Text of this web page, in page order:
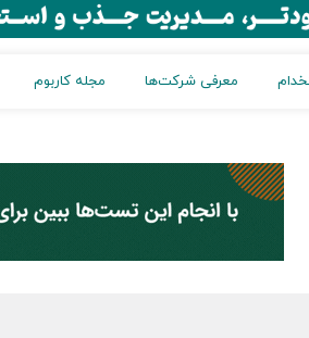
معرفی شرکت‌ها مجله کاربوم